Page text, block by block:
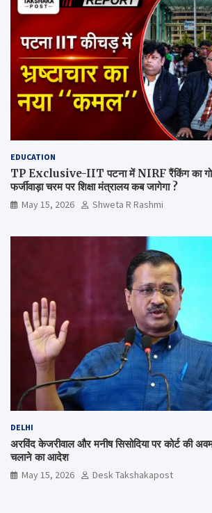
EDUCATION
TP Exclusive-IIT पटना में NIRF रैंकिंग का
फर्जीवाड़ा चरम पर शिक्षा मंत्रालय कब जागेगा ?
May 15, 2026 Shweta R Rashmi
DELHI
अरविंद केजरीवाल और मनीष सिसोदिया पर कोर्ट की
चलाने का आदेश
May 15, 2026 Desk Takshakapost